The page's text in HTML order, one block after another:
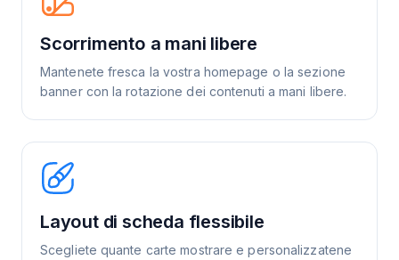
Scorrimento a mani libere
Mantenete fresca la vostra homepage o la sezione
banner con la rotazione dei contenuti a mani libere.
Layout di scheda flessibile
Scegliete quante carte mostrare e personalizzatene